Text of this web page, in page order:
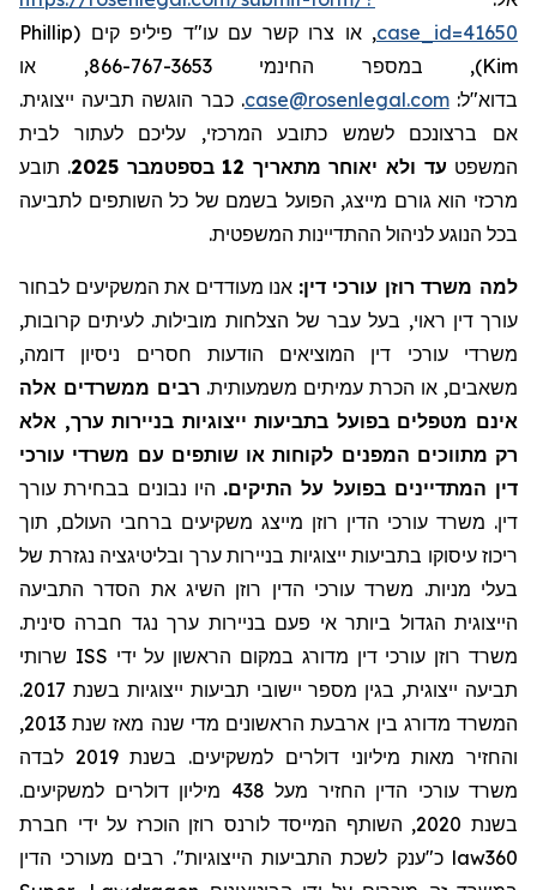
case_id=41650, או צרו קשר עם עו"ד פיליפ קים (Phillip
Kim
), במספר החינמי 866-767-3653, או
בדוא"ל:case@rosenlegal.com. כבר הוגשה תביעה ייצוגית.
אם ברצונכם לשמש כתובע המרכזי, עליכם לעתור לבית
המשפט עד ולא יאוחר מתאריך 12 בספטמבר 2025 . תובע
מרכזי הוא גורם מייצג, הפועל בשמם של כל השותפים לתביעה
בכל הנוגע לניהול ההתדיינות המשפטית.
למה משרד רוזן עורכי דין: אנו מעודדים את המשקיעים לבחור
עורך דין ראוי, בעל עבר של הצלחות מובילות. לעיתים קרובות,
משרדי עורכי דין המוציאים הודעות חסרים ניסיון דומה,
משאבים, או הכרת עמיתים משמעותית. רבים ממשרדים אלה
אינם מטפלים בפועל בתביעות ייצוגיות בניירות ערך, אלא
רק מתווכים המפנים לקוחות או שותפים עם משרדי עורכי
דין המתדיינים בפועל על התיקים. היו נבונים בבחירת עורך
דין. משרד עורכי הדין רוזן מייצג משקיעים ברחבי העולם, תוך
ריכוז עיסוקו בתביעות ייצוגיות בניירות ערך ובליטיגציה נגזרת של
בעלי מניות. משרד עורכי הדין רוזן השיג את הסדר התביעה
הייצוגית הגדול ביותר אי פעם בניירות ערך נגד חברה סינית.
משרד רוזן עורכי דין מדורג במקום הראשון על ידי ISS שרותי
תביעה ייצוגית, בגין מספר יישובי תביעות ייצוגיות בשנת 2017.
המשרד מדורג בין ארבעת הראשונים מדי שנה מאז שנת 2013,
והחזיר מאות מיליוני דולרים למשקיעים. בשנת 2019 לבדה
משרד עורכי הדין החזיר מעל
438 מיליון דולרים למשקיעים.
בשנת 2020, השותף המייסד לורנס רוזן הוכרז על ידי חברת
law360 כ"ענק לשכת התביעות הייצוגיות". רבים מעורכי הדין